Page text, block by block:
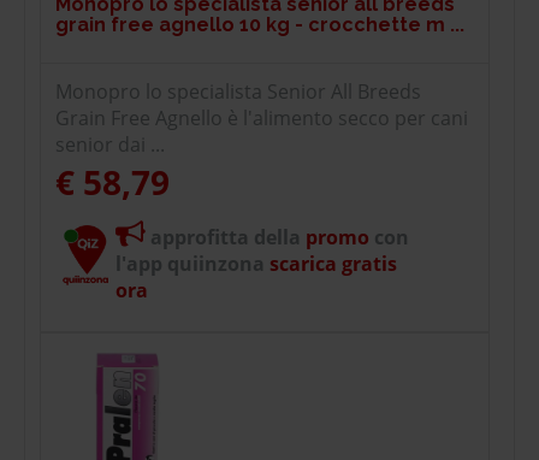
grain free agnello 10 kg - crocchette m ...
Monopro lo specialista Senior All Breeds
Grain Free Agnello è l'alimento secco per cani
senior dai ...
€ 58,79
approfitta della promo con
l'app quiinzona scarica gratis
ora